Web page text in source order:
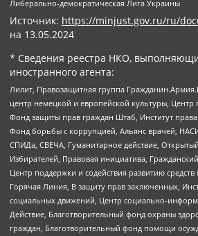
Либерально-демократическая Лига Украины
Источник: https://minjust.gov.ru/ru/
на 13.05.2024
* Сведения реестра НКО,
иностранного агента:
Лилит, Правозащитная группа
центр немецкой и европейской культуры, Центр
Фонд защиты прав граждан Штаб, Институт
Фонд борьбы с коррупцией, Альянс врачей,
СПИДа, СВЕЧА, Гуманитарное действие,
Избирателей, Правовая инициатива,
Центр поддержки и содействия развитию
Горячая Линия, В защиту прав заключенных,
социальных движений, Центр социально-
Действие, Благотворительный фонд охраны
граждан, Благотворительный фонд помощи